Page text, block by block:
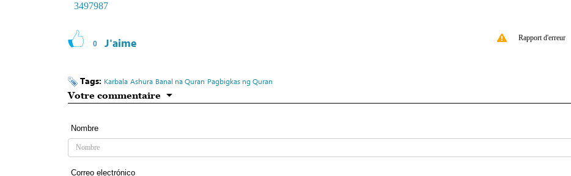
3497987
0 J'aime Rapport d'erreur
Tags: Karbala Ashura Banal na Quran Pagbigkas ng Quran
Votre commentaire
Nombre
Correo electrónico